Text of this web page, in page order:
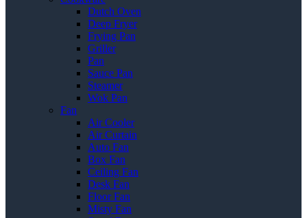
Dutch Oven
Deep Fryer
Frying Pan
Griller
Pan
Sauce Pan
Steamer
Wok Pan
Fan
Air Cooler
Air Curtain
Auto Fan
Box Fan
Ceiling Fan
Desk Fan
Floor Fan
Misty Fan